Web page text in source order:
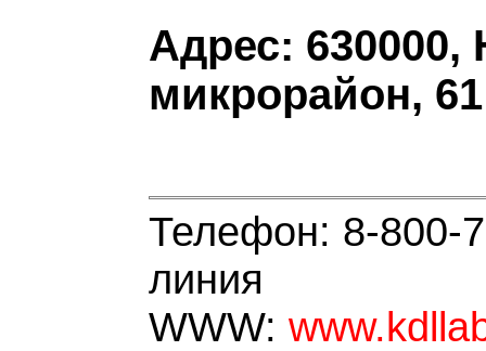
Адрес: 630000,
микрорайон, 61
Телефон: 8-800-
линия
WWW: